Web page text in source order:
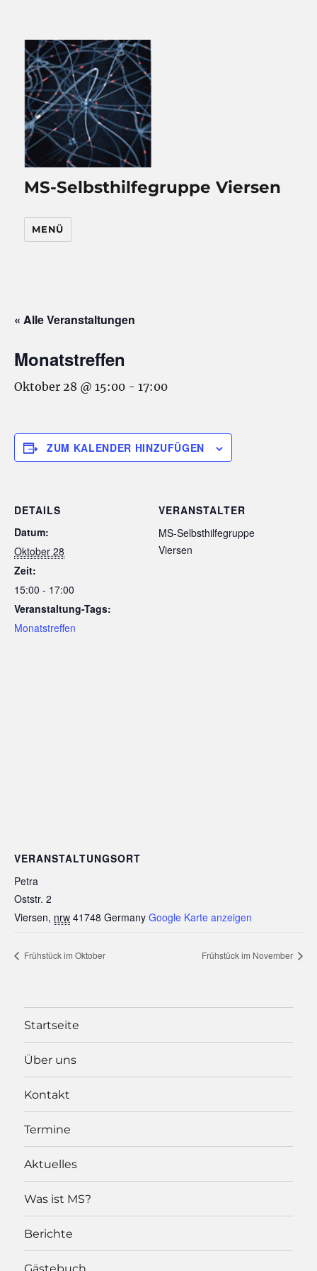
MS-Selbsthilfegruppe Viersen
MENÜ
« Alle Veranstaltungen
Monatstreffen
Oktober 28 @ 15:00 - 17:00
ZUM KALENDER HINZUFÜGEN
DETAILS
Datum:
Oktober 28
Zeit:
15:00 - 17:00
Veranstaltung-Tags:
Monatstreffen
VERANSTALTER
MS-Selbsthilfegruppe
Viersen
VERANSTALTUNGSORT
Petra
Oststr. 2
Viersen, nrw 41748 Germany Google Karte anzeigen
Frühstück im Oktober Frühstück im November
Startseite
Über uns
Kontakt
Termine
Aktuelles
Was ist MS?
Berichte